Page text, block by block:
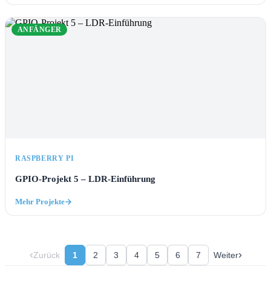
ANFÄNGER
RASPBERRY PI
GPIO-Projekt 5 – LDR-Einführung
Mehr Projekte
‹Zurück 1 2 3 4 5 6 7 Weiter›